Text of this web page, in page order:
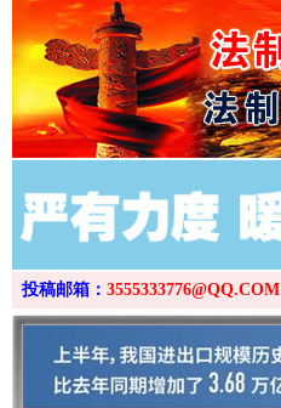
投稿邮箱： 3555333776@QQ.COM